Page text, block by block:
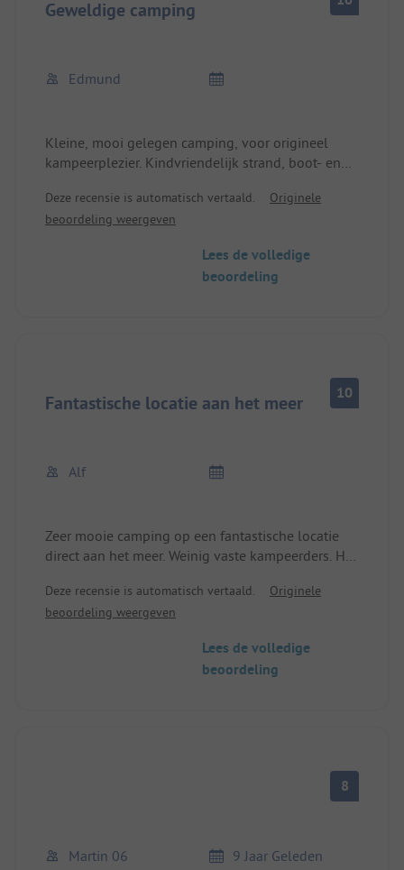
Geweldige camping
Edmund
Kleine, mooi gelegen camping, voor origineel
kampeerplezier. Kindvriendelijk strand, boot- en
kleine maaltijden (extreem lekkere hamburgers).
Maar het allerbeste zijn de eigenaren, die
We voelden ons hier welkom als persoonlijke
Deze recensie is automatisch vertaald.
Originele
beoordeling weergeven
Lees de volledige
beoordeling
Fantastische locatie aan het meer 10
Alf
Zeer mooie camping op een fantastische locatie
direct aan het meer. Weinig vaste kampeerders. Het
geweldig voor kinderen! De eigenaren zijn erg
aardig en behulpzaam. Sanitair is eenvoudig maar
leuke tochten maken in het natuurgebied.
Deze recensie is automatisch vertaald.
Originele
beoordeling weergeven
Lees de volledige
beoordeling
8
Martin 06 9 Jaar Geleden